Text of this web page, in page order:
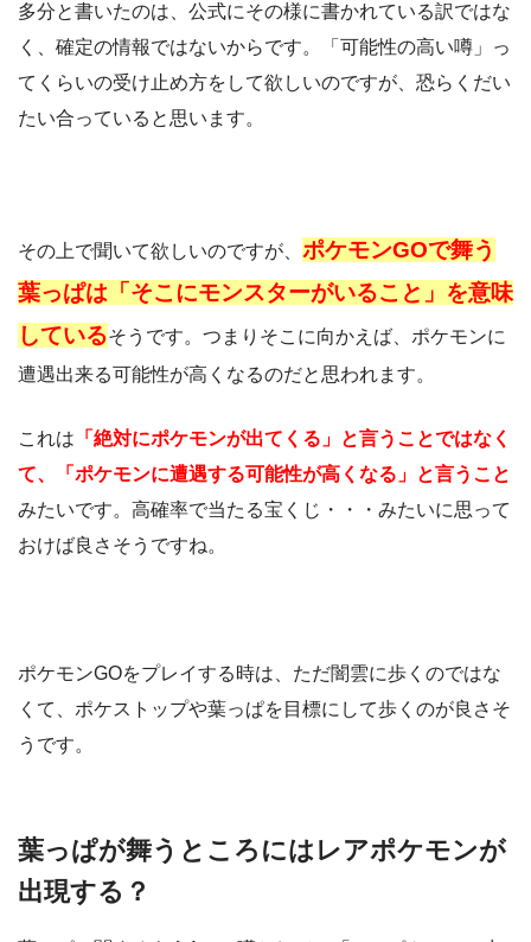
多分と書いたのは、公式にその様に書かれている訳ではな
く、確定の情報ではないからです。「可能性の高い噂」っ
てくらいの受け止め方をして欲しいのですが、恐らくだい
たい合っていると思います。
その上で聞いて欲しいのですが、 ポケモンGOで舞う
葉っぱは「そこにモンスターがいること」を意味
しているそうです。つまりそこに向かえば、ポケモンに
遭遇出来る可能性が高くなるのだと思われます。
これは 「絶対にポケモンが出てくる」と言うことではなく
て、「ポケモンに遭遇する可能性が高くなる」と言うこと
みたいです。高確率で当たる宝くじ・・・みたいに思って
おけば良さそうですね。
ポケモンGOをプレイする時は、ただ闇雲に歩くのではな
くて、ポケストップや葉っぱを目標にして歩くのが良さそ
うです。
葉っぱが舞うところにはレアポケモンが
出現する？